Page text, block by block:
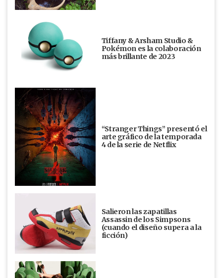
Tiffany & Arsham Studio &
Pokémon es la colaboración
más brillante de 2023
“Stranger Things” presentó el
arte gráfico de la temporada
4 de la serie de Netflix
Salieron las zapatillas
Assassin de los Simpsons
(cuando el diseño supera a la
ficción)